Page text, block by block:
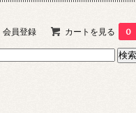
会員登録 カートを見る 0